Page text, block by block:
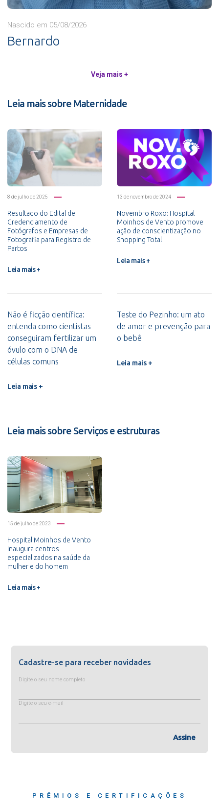
Nascido em 05/08/2026
Bernardo
Veja mais +
Leia mais sobre Maternidade
8 de julho de 2025
Resultado do Edital de
Credenciamento de
Fotógrafos e Empresas de
Fotografia para Registro de
Partos
Leia mais +
13 de novembro de 2024
Novembro Roxo: Hospital
Moinhos de Vento promove
ação de conscientização no
Shopping Total
Leia mais +
Não é ficção científica:
entenda como cientistas
conseguiram fertilizar um
óvulo com o DNA de
células comuns
Leia mais +
Teste do Pezinho: um ato
de amor e prevenção para
o bebê
Leia mais +
Leia mais sobre Serviços e estruturas
15 de julho de 2023
Hospital Moinhos de Vento
inaugura centros
especializados na saúde da
mulher e do homem
Leia mais +
Cadastre-se para receber novidades
Digite o seu nome completo
Digite o seu e-mail
Assine
PRÊMIOS E CERTIFICAÇÕES